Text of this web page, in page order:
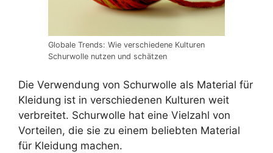
Globale Trends: Wie verschiedene Kulturen
Schurwolle nutzen und schätzen
Die Verwendung von Schurwolle als Material für
Kleidung ist in verschiedenen Kulturen weit
verbreitet. Schurwolle hat eine Vielzahl von
Vorteilen, die sie zu einem beliebten Material
für Kleidung machen.